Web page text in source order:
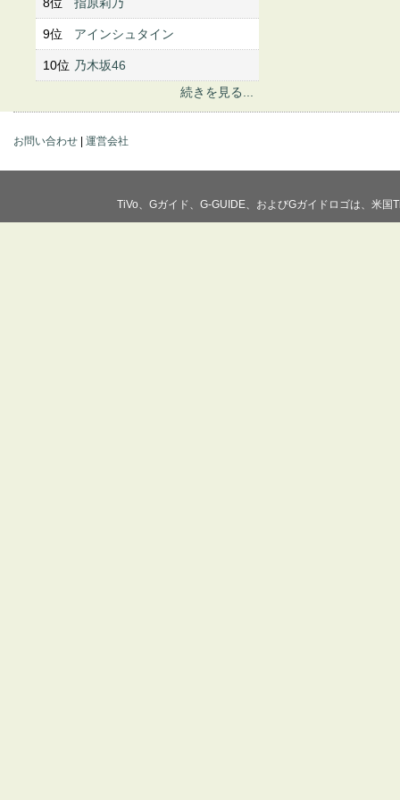
9位 アインシュタイン
10位 乃木坂46
続きを見る...
お問い合わせ 運営会社
TiVo、Gガイド、G-GUIDE、およびGガイドロゴは、米